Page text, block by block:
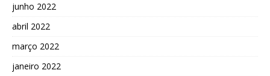
junho 2022
abril 2022
março 2022
janeiro 2022